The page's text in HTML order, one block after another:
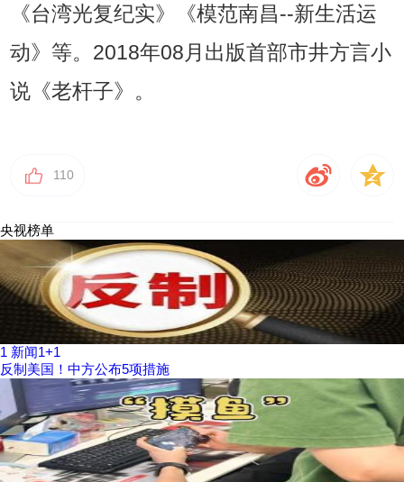
《台湾光复纪实》《模范南昌--新生活运
动》等。2018年08月出版首部市井方言小
说《老杆子》。
110
央视榜单
1 新闻1+1
反制美国！中方公布5项措施